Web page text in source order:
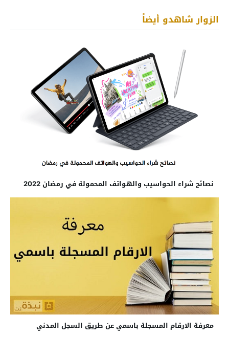
الزوار شاهدو أيضاً
نصائح شراء الحواسيب والهواتف المحمولة في رمضان 2022
معرفة الارقام المسجلة باسمي عن طريق السجل المدني